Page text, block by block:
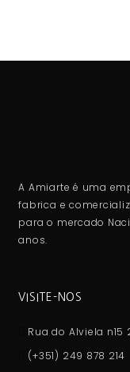
A Amiarte é uma
fabrica e
para o mercado
anos.
VISITE-NOS
Rua do Alviela
(+351) 249 878 214